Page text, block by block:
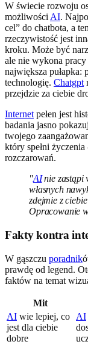
W świecie rozwoju
możliwości AI.
cel” do chatbota, a
rzeczywistość jest
kroku. Może być
ale nie wykona pracy
największa pułapka:
technologię. Chatgpt
przejdzie za ciebie
Internet pełen jest
badania jasno
twojego
który spełni
rozczarowań.
"AInie zastąpi
własnych
zdejmie z
Opracowanie
Fakty kontra
W gąszczu poradnik
prawdę od legend.
faktów na temat
Mit
AI wie lepiej, co
jest dla ciebie
dobre
AI